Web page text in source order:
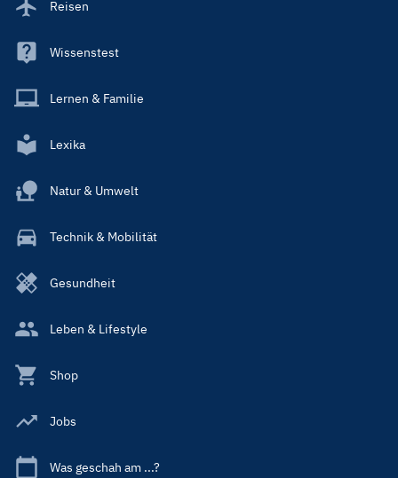
Reisen
Wissenstest
Lernen & Familie
Lexika
Natur & Umwelt
Technik & Mobilität
Gesundheit
Leben & Lifestyle
Shop
Jobs
Was geschah am ...?